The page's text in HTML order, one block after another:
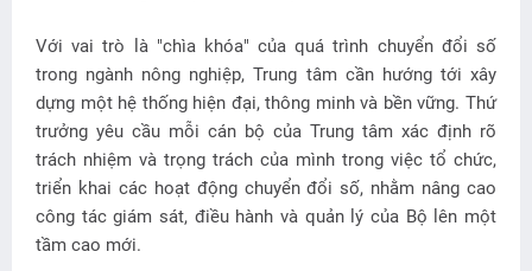
Với vai trò là "chìa khóa" của quá trình chuyển đổi số
trong ngành nông nghiệp, Trung tâm cần hướng tới xây
dựng một hệ thống hiện đại, thông minh và bền vững. Thứ
trưởng yêu cầu mỗi cán bộ của Trung tâm xác định rõ
trách nhiệm và trọng trách của mình trong việc tổ chức,
triển khai các hoạt động chuyển đổi số, nhằm nâng cao
công tác giám sát, điều hành và quản lý của Bộ lên một
tầm cao mới.